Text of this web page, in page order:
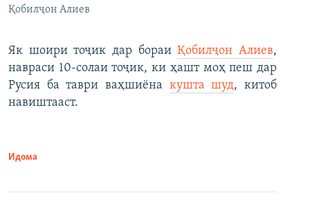
Қобилҷон Алиев
Як шоири тоҷик дар бораиҚобилҷон Алиев,
навраси 10-солаи тоҷик, ки ҳашт моҳ пеш дар
Русия ба таври ваҳшиёна кушта шуд, китоб
навиштааст.
Идома